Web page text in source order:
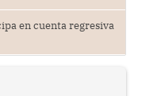
en cuenta regresiva